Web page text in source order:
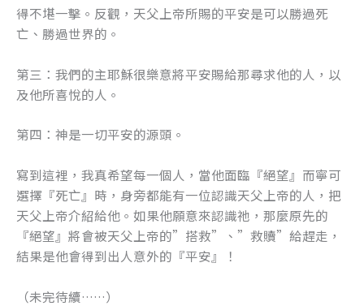
得不堪一擊。反觀，天父上帝所賜的平安是可以勝過死
亡、勝過世界的。
第三：我們的主耶穌很樂意將平安賜給那尋求他的人，以
及他所喜悅的人。
第四：神是一切平安的源頭。
寫到這裡，我真希望每一個人，當他面臨『絕望』而寧可
選擇『死亡』時，身旁都能有一位認識天父上帝的人，把
天父上帝介紹給他。如果他願意來認識祂，那麼原先的
『絕望』將會被天父上帝的”搭救”、”救贖”給趕走，
結果是他會得到出人意外的『平安』！
（未完待續……）